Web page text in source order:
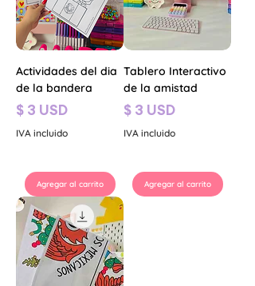
Actividades del dia
de la bandera
Precio
$ 3 USD
IVA incluido
Agregar al carrito
Tablero Interactivo
de la amistad
Precio
$ 3 USD
IVA incluido
Agregar al carrito